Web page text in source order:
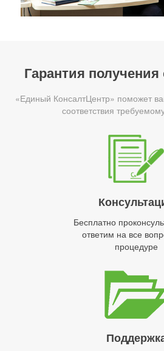
Гарантия
«Единый КонсалтЦентр» поможет
соответствия
Бесплатно
ответим на все
процедуре